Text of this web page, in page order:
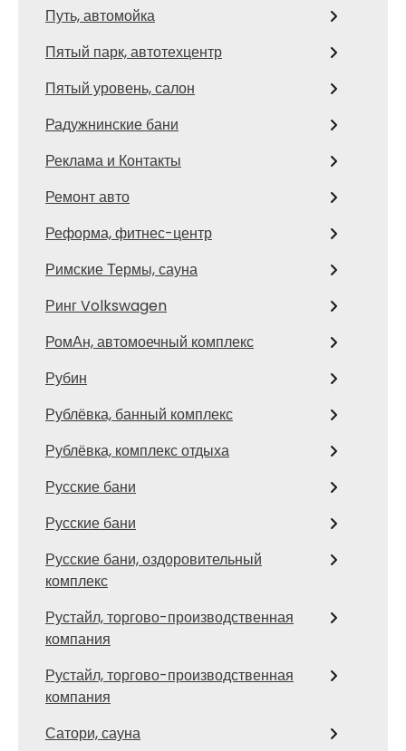
Путь, автомойка
Пятый парк, автотехцентр
Пятый уровень, салон
Радужнинские бани
Реклама и Контакты
Ремонт авто
Реформа, фитнес-центр
Римские Термы, сауна
Ринг Volkswagen
РомАн, автомоечный комплекс
Рубин
Рублёвка, банный комплекс
Рублёвка, комплекс отдыха
Русские бани
Русские бани
Русские бани, оздоровительный
комплекс
Рустайл, торгово-производственная
компания
Рустайл, торгово-производственная
компания
Сатори, сауна